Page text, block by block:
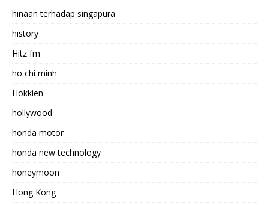
hinaan terhadap singapura
history
Hitz fm
ho chi minh
Hokkien
hollywood
honda motor
honda new technology
honeymoon
Hong Kong